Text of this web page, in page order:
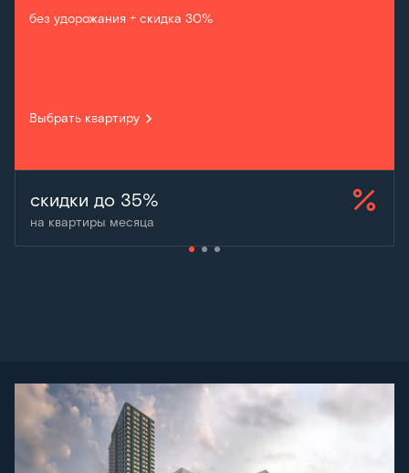
без удорожания + скидка 30%
Выбрать квартиру
скидки до 35%
на квартиры месяца